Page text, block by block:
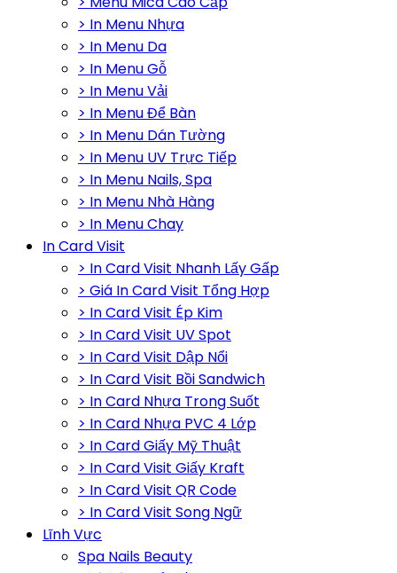
> In Menu Nhựa
> In Menu Da
> In Menu Gỗ
> In Menu Vải
> In Menu Để Bàn
> In Menu Dán Tường
> In Menu UV Trực Tiếp
> In Menu Nails, Spa
> In Menu Nhà Hàng
> In Menu Chay
In Card Visit
> In Card Visit Nhanh Lấy Gấp
> Giá In Card Visit Tổng Hợp
> In Card Visit Ép Kim
> In Card Visit UV Spot
> In Card Visit Dập Nổi
> In Card Visit Bồi Sandwich
> In Card Nhựa Trong Suốt
> In Card Nhựa PVC 4 Lớp
> In Card Giấy Mỹ Thuật
> In Card Visit Giấy Kraft
> In Card Visit QR Code
> In Card Visit Song Ngữ
Lĩnh Vực
Spa Nails Beauty